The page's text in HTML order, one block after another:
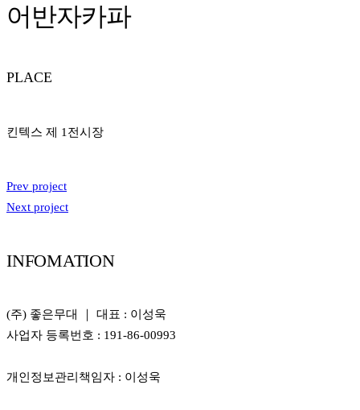
어반자카파
PLACE
킨텍스 제 1전시장
Prev project
Next project
INFOMATION
(주) 좋은무대 ｜ 대표 : 이성욱
사업자 등록번호 : 191-86-00993
개인정보관리책임자 : 이성욱